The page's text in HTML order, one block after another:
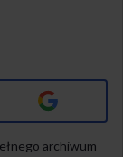
Google+
archiwum